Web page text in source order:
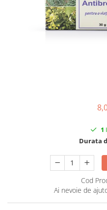
SUPLIMENTE MEMORIE SI
CIRCULATIE
SUPLIMENTE POTENȚĂ
SUPLIMENTE SOMN DEPRESIE
SUPLIMENTE COLESTEROL
SUPLIMENTE RĂCEALĂ-
RESPIRATOR ANTIVIRAL
SUPLIMENTE ANTIOXIDANȚI-
SUPLIMENTE URO-GENITAL
1
Durata
Cod
Ai nevoie de